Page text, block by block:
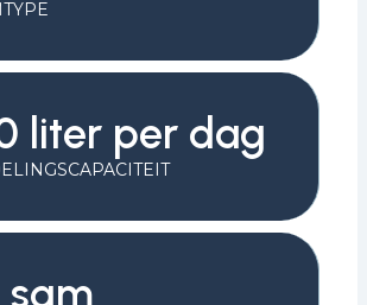
liter per dag
sqm